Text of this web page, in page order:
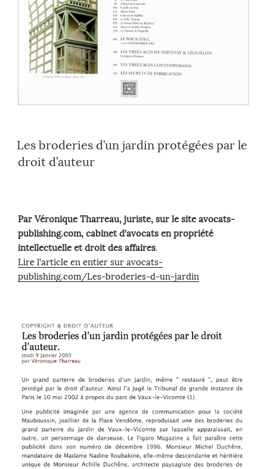
Les broderies d’un jardin protégées par le
droit d’auteur
Par Véronique Tharreau, juriste, sur le site avocats-
publishing.com, cabinet d’avocats en propriété
intellectuelle et droit des affaires.
Lire l’article en entier sur avocats-
publishing.com/Les-broderies-d-un-jardin